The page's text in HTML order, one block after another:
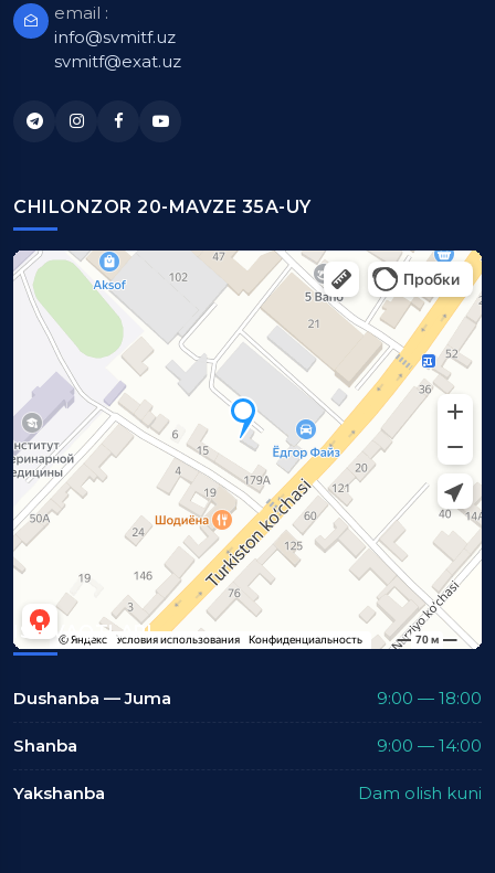
email :
info@svmitf.uz
svmitf@exat.uz
CHILONZOR 20-MAVZE 35A-UY
ISH VAQTLARI
Dushanba — Juma 9:00 — 18:00
Shanba 9:00 — 14:00
Yakshanba Dam olish kuni